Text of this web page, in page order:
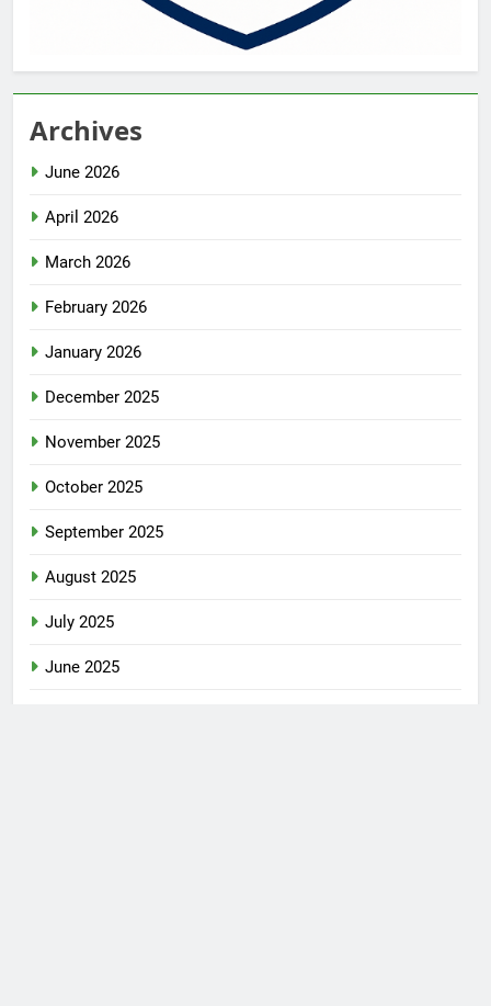
Archives
June 2026
April 2026
March 2026
February 2026
January 2026
December 2025
November 2025
October 2025
September 2025
August 2025
July 2025
June 2025